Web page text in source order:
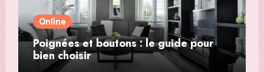
Online
Poignées et boutons : le guide pour
bien choisir